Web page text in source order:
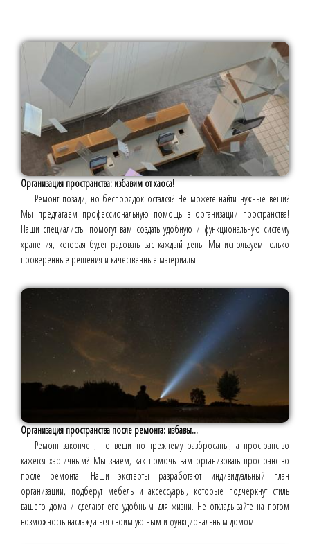
Организация пространства: избавим от хаоса!
Ремонт позади, но беспорядок остался? Не можете найти нужные вещи?
Мы предлагаем профессиональную помощь в организации пространства!
Наши специалисты помогут вам создать удобную и функциональную систему
хранения, которая будет радовать вас каждый день. Мы используем только
проверенные решения и качественные материалы.
Организация пространства после ремонта: избавьт...
Ремонт закончен, но вещи по-прежнему разбросаны, а пространство
кажется хаотичным? Мы знаем, как помочь вам организовать пространство
после ремонта. Наши эксперты разработают индивидуальный план
организации, подберут мебель и аксессуары, которые подчеркнут стиль
вашего дома и сделают его удобным для жизни. Не откладывайте на потом
возможность наслаждаться своим уютным и функциональным домом!